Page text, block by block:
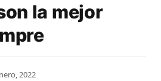
la mejor
2022